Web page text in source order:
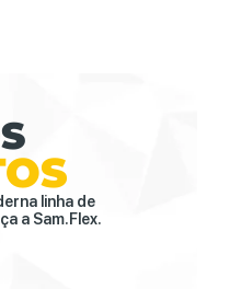
linha de
a Sam.Flex.